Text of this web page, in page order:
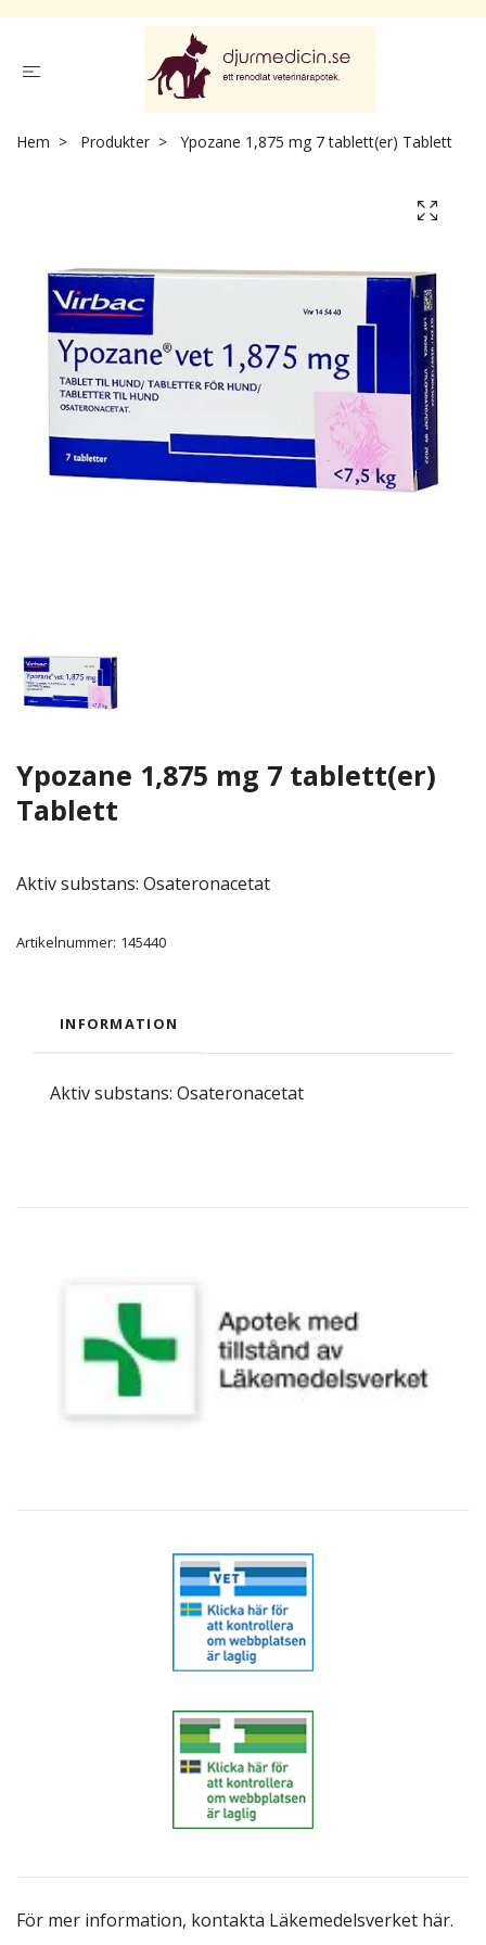
För mer information, kontakta Läkemedelsverket här.
Hem Produkter Ypozane 1,875 mg 7 tablett(er) Tablett
Ypozane 1,875 mg 7 tablett(er)
Tablett
Aktiv substans: Osateronacetat
Artikelnummer: 145440
INFORMATION
Aktiv substans: Osateronacetat